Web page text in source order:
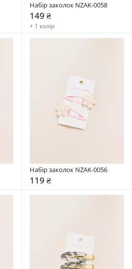
Набір заколок NZAK-0058
149 ₴
+ 1 колір
Набір заколок NZAK-0056
119 ₴